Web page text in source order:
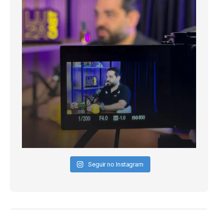
Seguir no Instagram